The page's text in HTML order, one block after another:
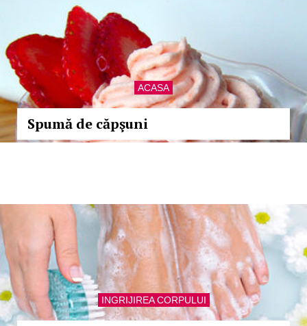
ACASA
Spumă de căpşuni
INGRIJIREA CORPULUI